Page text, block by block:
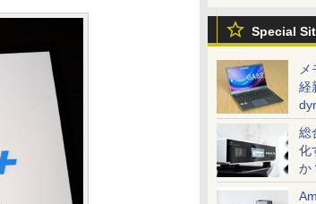
Special
経
総
化
か